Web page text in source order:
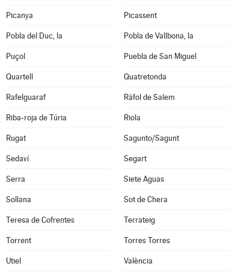
Picanya Picassent
Pobla del Duc, la Pobla de Vallbona, la
Puçol Puebla de San Miguel
Quartell Quatretonda
Rafelguaraf Ráfol de Salem
Riba-roja de Túria Riola
Rugat Sagunto/Sagunt
Sedaví Segart
Serra Siete Aguas
Sollana Sot de Chera
Teresa de Cofrentes Terrateig
Torrent Torres Torres
Utiel València